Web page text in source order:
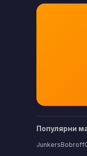
Популярни
JunkersBobroff